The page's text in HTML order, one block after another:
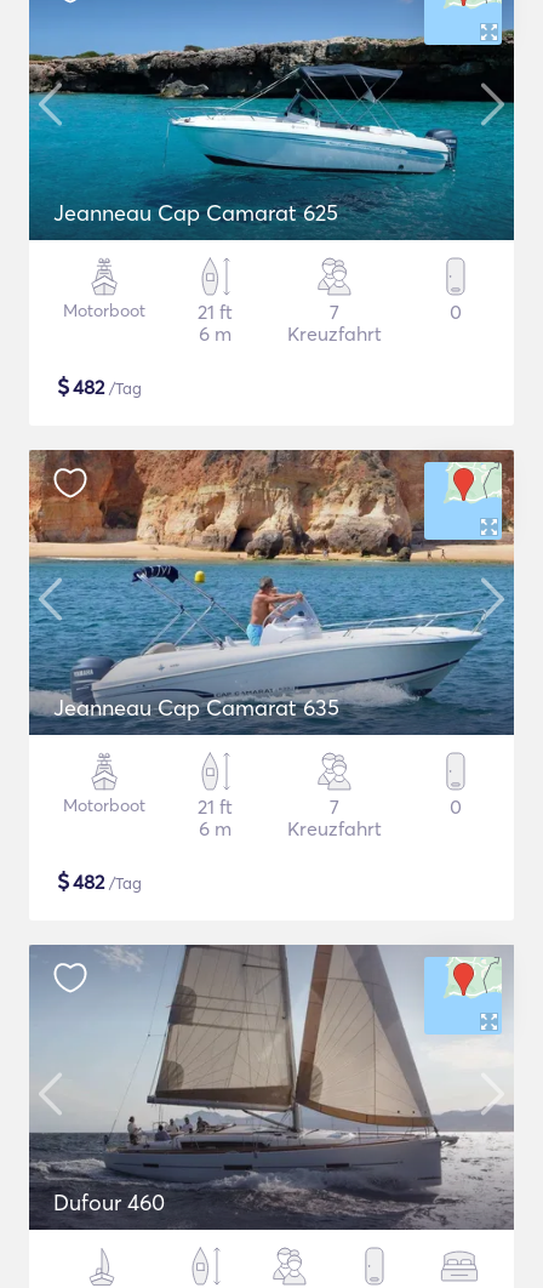
Jeanneau Cap Camarat 625
Motorboot
21 ft
6 m
7
Kreuzfahrt
0
$482/Tag
Jeanneau Cap Camarat 635
Motorboot
21 ft
6 m
7
Kreuzfahrt
0
$482/Tag
Dufour 460